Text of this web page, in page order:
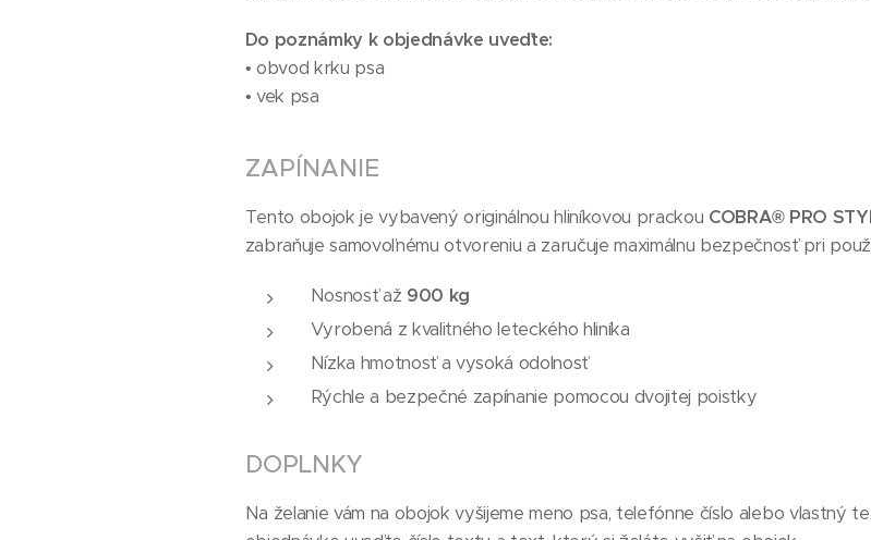
Do poznámky k objednávke uveďte:
• obvod krku psa
• vek psa
ZAPÍNANIE
Tento obojok je vybavený originálnou hliníkovou prackou COBRA® PRO
zabraňuje samovoľnému otvoreniu a zaručuje maximálnu bezpečnosť pri
Nosnosť až 900 kg
Vyrobená z kvalitného leteckého hliníka
Nízka hmotnosť a vysoká odolnosť
Rýchle a bezpečné zapínanie pomocou dvojitej poistky
DOPLNKY
Na želanie vám na obojok vyšijeme meno psa, telefónne číslo alebo vlastný